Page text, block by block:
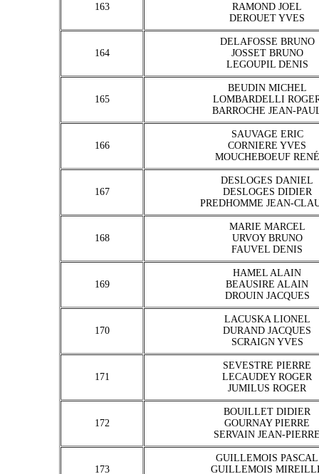
163
RAMOND JOEL
DEROUET YVES
164
DELAFOSSE BRUNO
JOSSET BRUNO
LEGOUPIL DENIS
165
BEUDIN MICHEL
LOMBARDELLI
BARROCHE JEAN-
166
SAUVAGE ERIC
CORNIERE YVES
MOUCHEBOEUF RENÉ
167
DESLOGES DANIEL
DESLOGES DIDIER
PREDHOMME JEAN-
168
MARIE MARCEL
URVOY BRUNO
FAUVEL DENIS
169
HAMEL ALAIN
BEAUSIRE ALAIN
DROUIN JACQUES
170
LACUSKA LIONEL
DURAND JACQUES
SCRAIGN YVES
171
SEVESTRE PIERRE
LECAUDEY ROGER
JUMILUS ROGER
172
BOUILLET DIDIER
GOURNAY PIERRE
SERVAIN JEAN-
173
GUILLEMOIS PASCAL
GUILLEMOIS